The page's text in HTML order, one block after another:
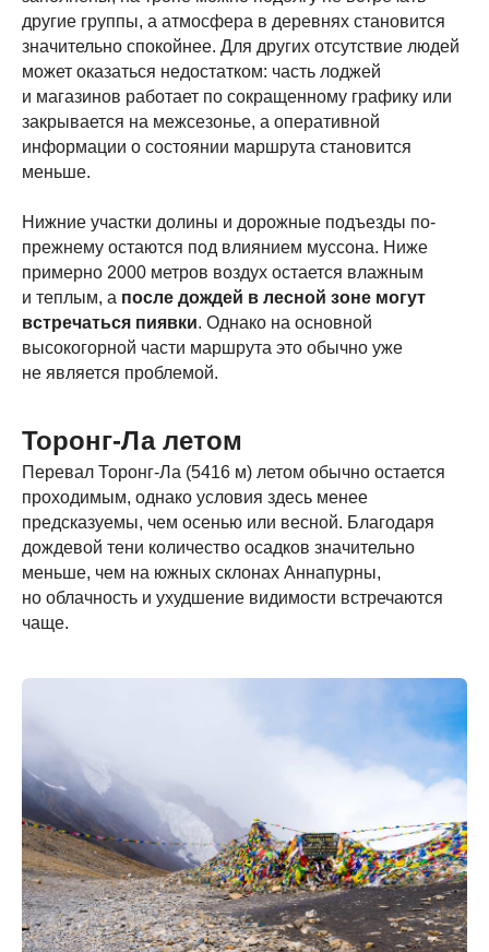
другие группы, а атмосфера в деревнях становится
значительно спокойнее. Для других отсутствие людей
может оказаться недостатком: часть лоджей
и магазинов работает по сокращенному графику или
закрывается на межсезонье, а оперативной
информации о состоянии маршрута становится
меньше.
Нижние участки долины и дорожные подъезды по-
прежнему остаются под влиянием муссона. Ниже
примерно 2000 метров воздух остается влажным
и теплым, а после дождей в лесной зоне могут
встречаться пиявки. Однако на основной
высокогорной части маршрута это обычно уже
не является проблемой.
Торонг-Ла летом
Перевал Торонг-Ла (5416 м) летом обычно остается
проходимым, однако условия здесь менее
предсказуемы, чем осенью или весной. Благодаря
дождевой тени количество осадков значительно
меньше, чем на южных склонах Аннапурны,
но облачность и ухудшение видимости встречаются
чаще.